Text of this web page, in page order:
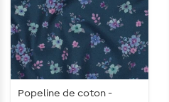
Popeline de coton -